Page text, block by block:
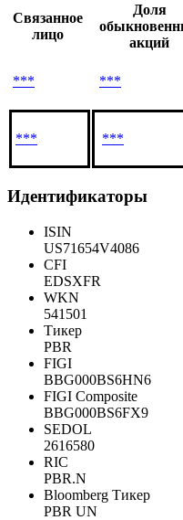
Связанное
лицо
Доля
акций
*** ***
*** ***
Идентификаторы
ISIN
US71654V4086
CFI
EDSXFR
WKN
541501
Тикер
PBR
FIGI
BBG000BS6HN6
FIGI Composite
BBG000BS6FX9
SEDOL
2616580
RIC
PBR.N
Bloomberg Тикер
PBR UN